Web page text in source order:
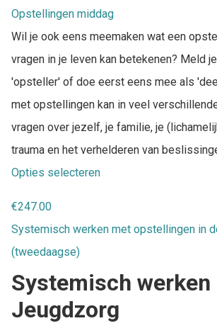
Opstellingen middag
Wil je ook eens meemaken wat een
vragen in je leven kan betekenen? Meld
'opsteller' of doe eerst eens mee als
met opstellingen kan in veel
vragen over jezelf, je familie, je
trauma en het verhelderen van
Opties selecteren
€247.00
Systemisch werken met opstellingen in
(tweedaagse)
Systemisch werken
Jeugdzorg